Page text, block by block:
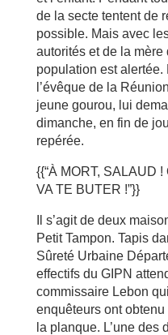
de la secte tentent de
possible. Mais avec
autorités et de la mère
population est alertée.
l’évêque de la
jeune gourou, lui
dimanche, en fin de
repérée.
{{“À MORT, SALAUD
VA TE BUTER !”}}
Il s’agit de deux
Petit Tampon. Tapis
Sûreté Urbaine
effectifs du GIPN
commissaire Lebon
enquêteurs ont
la planque. L’une des